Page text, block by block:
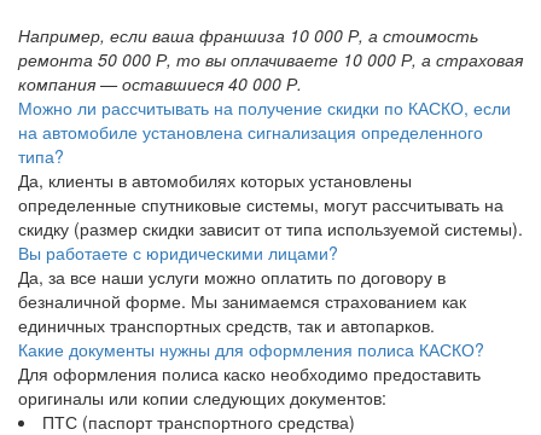
Например, если ваша франшиза 10 000 Р, а стоимость
ремонта 50 000 Р, то вы оплачиваете 10 000 Р, а страховая
компания — оставшиеся 40 000 Р.
Можно ли рассчитывать на получение скидки по КАСКО, если
на автомобиле установлена сигнализация определенного
типа?
Да, клиенты в автомобилях которых установлены
определенные спутниковые системы, могут рассчитывать на
скидку (размер скидки зависит от типа используемой системы).
Вы работаете с юридическими лицами?
Да, за все наши услуги можно оплатить по договору в
безналичной форме. Мы занимаемся страхованием как
единичных транспортных средств, так и автопарков.
Какие документы нужны для оформления полиса КАСКО?
Для оформления полиса каско необходимо предоставить
оригиналы или копии следующих документов:
ПТС (паспорт транспортного средства)